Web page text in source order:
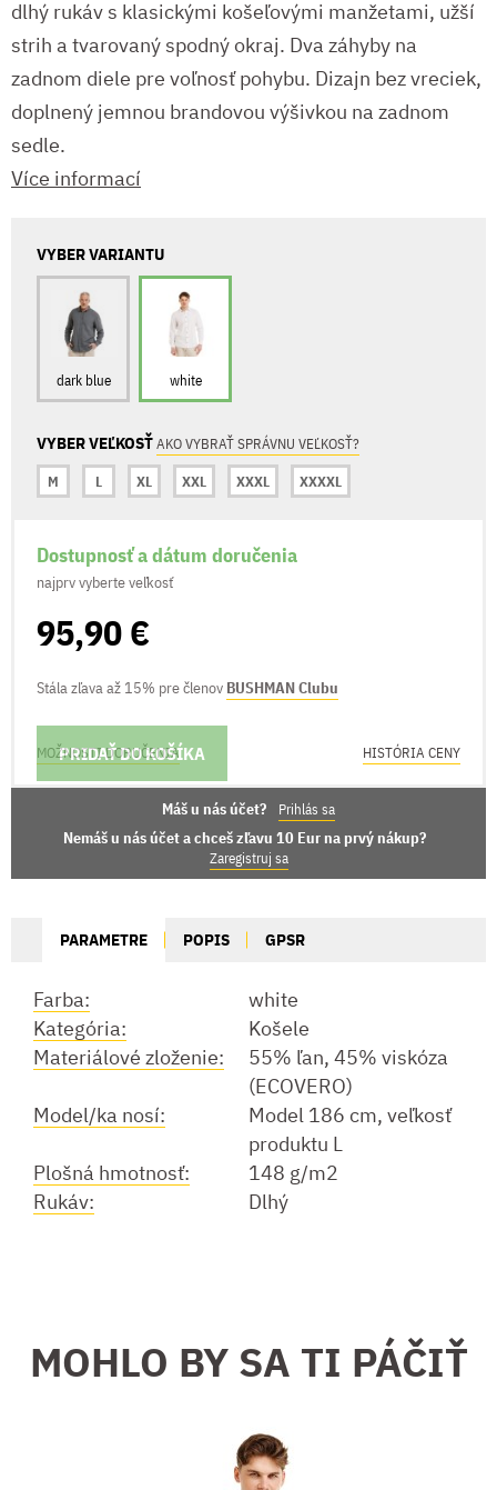
dlhý rukáv s klasickými košeľovými manžetami, užší
strih a tvarovaný spodný okraj. Dva záhyby na
zadnom diele pre voľnosť pohybu. Dizajn bez vreciek,
doplnený jemnou brandovou výšivkou na zadnom
sedle.
Více informací
VYBER VARIANTU
dark blue white
VYBER VEĽKOSŤAKO VYBRAŤ SPRÁVNU VEĽKOSŤ?
M
L XL XXL XXXL XXXXL
Dostupnosť a dátum doručenia
najprv vyberte veľkosť
95,90 €
Stála zľava až 15% pre členov BUSHMAN Clubu
PRIDAŤ DO KOŠÍKA
MOŽNOSTI DORUČENIA HISTÓRIA CENY
Máš u nás účet? Prihlás sa
Nemáš u nás účet a chceš zľavu 10 Eur na prvý nákup?
Zaregistruj sa
PARAMETRE POPIS GPSR
Farba:
white
Kategória:
Košele
Materiálové zloženie:
55% ľan, 45% viskóza
(ECOVERO)
Model/ka nosí:
Model 186 cm, veľkosť
produktu L
Plošná hmotnosť:
148 g/m2
Rukáv:
Dlhý
MOHLO BY SA TI PÁČIŤ